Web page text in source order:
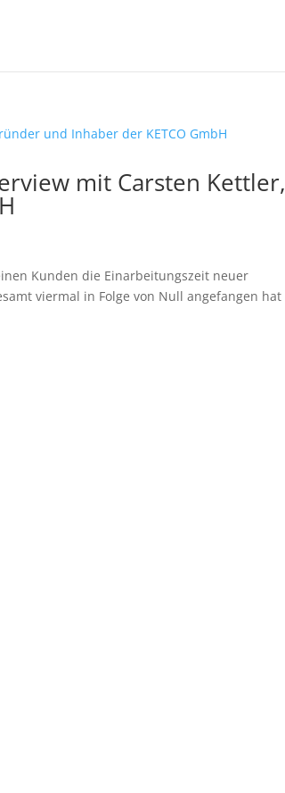
mit Carsten Kettler,
Kunden die Einarbeitungszeit neuer
viermal in Folge von Null angefangen hat